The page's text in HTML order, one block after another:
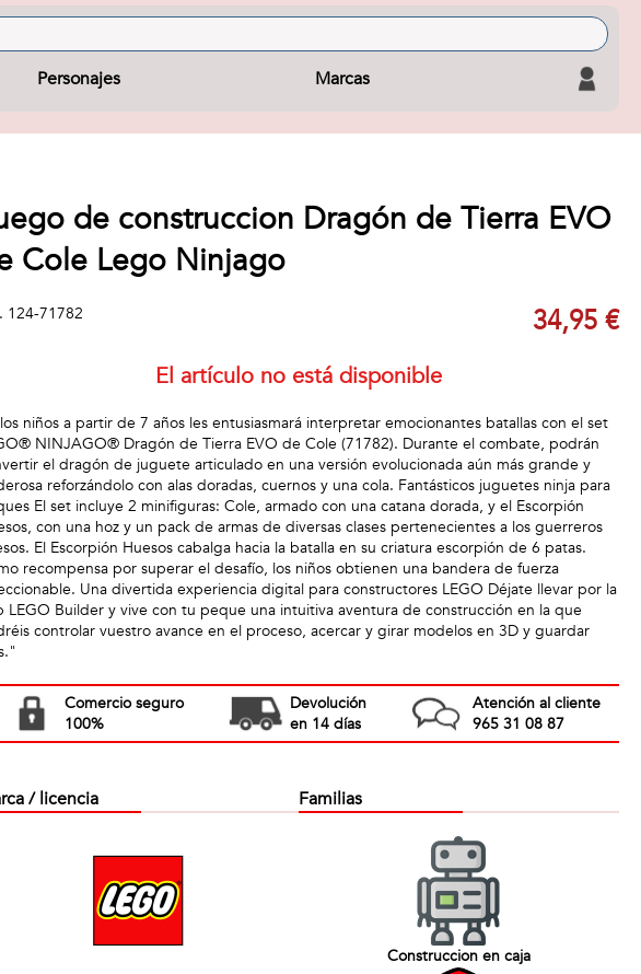
Personajes Marcas
de construccion Dragón de Tierra EVO
Cole Lego Ninjago
124-71782 34,95 €
El artículo no está disponible
niños a partir de 7 años les entusiasmará interpretar emocionantes batallas con el set
NINJAGO® Dragón de Tierra EVO de Cole (71782). Durante el combate, podrán
el dragón de juguete articulado en una versión evolucionada aún más grande y
reforzándolo con alas doradas, cuernos y una cola. Fantásticos juguetes ninja para
El set incluye 2 minifiguras: Cole, armado con una catana dorada, y el Escorpión
con una hoz y un pack de armas de diversas clases pertenecientes a los guerreros
El Escorpión Huesos cabalga hacia la batalla en su criatura escorpión de 6 patas.
recompensa por superar el desafío, los niños obtienen una bandera de fuerza
Una divertida experiencia digital para constructores LEGO Déjate llevar por la
LEGO Builder y vive con tu peque una intuitiva aventura de construcción en la que
controlar vuestro avance en el proceso, acercar y girar modelos en 3D y guardar
Comercio seguro
100%
Devolución
en 14 días
Atención al cliente
965 31 08 87
/ licencia Familias
Construccion en caja